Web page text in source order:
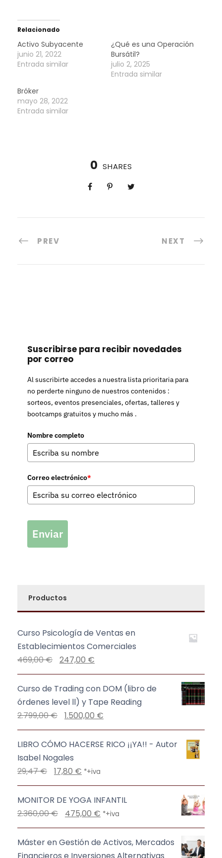
Relacionado
Activo Subyacente
junio 21, 2022
Entrada similar
¿Qué es una Operación
Bursátil?
julio 2, 2025
Entrada similar
Bróker
mayo 28, 2022
Entrada similar
0 SHARES
PREV NEXT
Suscribirse para recibir novedades
por correo
Al suscribirte accedes a nuestra lista prioritaria para
no perderte ninguno de nuestros contenidos :
sorteos, eventos presenciales, ofertas, talleres y
bootcamps gratuitos y mucho más .
Nombre completo
Correo electrónico*
Enviar
Productos
Curso Psicología de Ventas en
Establecimientos Comerciales
469,00€
E
l
p
r
i
o
o
a
247,00 €
l
p
r
e
i
a
e
Curso de Trading con DOM (libro de
órdenes level ll) y Tape Reading
2.799,00€
E
l
p
r
e
i
o
1.500,00 €
l
p
i
o
LIBRO CÓMO HACERSE RICO ¡¡YA!! - Autor
Isabel Nogales
29,47€
E
l
p
r
c
i
17,80 € E
l
p
r
c
i
*+iva
MONITOR DE YOGA INFANTIL
2.360,00€
E
l
p
r
475,00 € E
l
p
r
*+iva
Máster en Gestión de Activos, Mercados